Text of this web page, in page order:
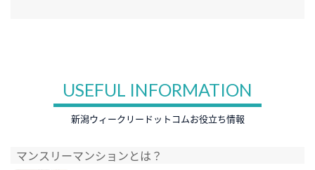
USEFUL INFORMATION
新潟ウィークリードットコムお役立ち情報
マンスリーマンションとは？